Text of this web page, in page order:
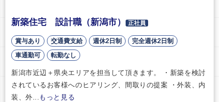
新築住宅 設計職（新潟市） 正社員
賞与あり 交通費支給 週休2日制
完全週休2日制
車通勤可
転勤なし
新潟市近辺＋県央エリアを担当して頂きます。 ・新築を検討
されているお客様へのヒアリング、間取りの提案 ・外装、内
装、外...もっと見る